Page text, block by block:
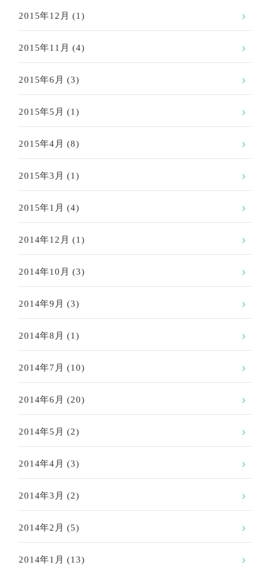
2015年12月 (1)
2015年11月 (4)
2015年6月 (3)
2015年5月 (1)
2015年4月 (8)
2015年3月 (1)
2015年1月 (4)
2014年12月 (1)
2014年10月 (3)
2014年9月 (3)
2014年8月 (1)
2014年7月 (10)
2014年6月 (20)
2014年5月 (2)
2014年4月 (3)
2014年3月 (2)
2014年2月 (5)
2014年1月 (13)